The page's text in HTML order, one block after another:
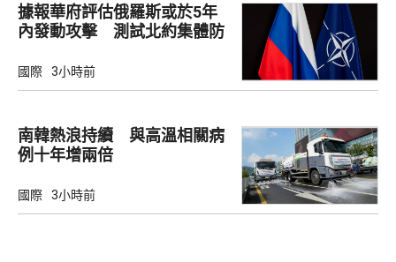
據報華府評估俄羅斯或於5年
內發動攻擊 測試北約集體防
國際 3小時前
南韓熱浪持續 與高溫相關病
例十年增兩倍
國際 3小時前